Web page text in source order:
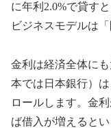
に年利2.0%で貸す
ビジネスモデルは
金利は経済全体に
本では日本銀行）
ロールします。金
ば借入が増えると